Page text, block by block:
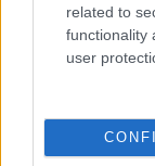
related to
functionality
user
clovek by
sa zbavilo